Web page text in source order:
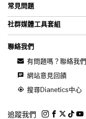
常見問題
社群媒體工具套組
聯絡我們
有問題嗎？聯絡我們
網站意見回饋
搜尋Dianetics中心
追蹤我們